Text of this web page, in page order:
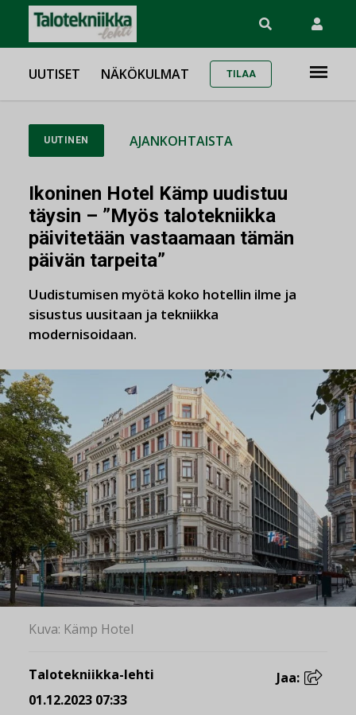
UUTISET NÄKÖKULMAT TILAA
UUTINEN AJANKOHTAISTA
Ikoninen Hotel Kämp uudistuu
täysin – ”Myös talotekniikka
päivitetään vastaamaan tämän
päivän tarpeita”
Uudistumisen myötä koko hotellin ilme ja
sisustus uusitaan ja tekniikka
modernisoidaan.
Kuva: Kämp Hotel
Talotekniikka-lehti
01.12.2023 07:33
Jaa: